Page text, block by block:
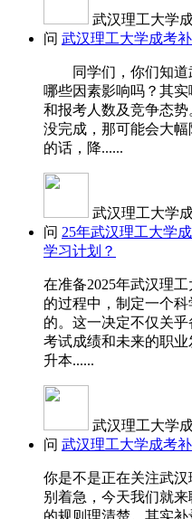
武汉理工大学
问 武汉理工大学成考
同学们，你们知道
哪些因素影响吗？其
和报考人数及竞争态
没完成，那可能会大
的话，降......
武汉理工大学
问 25年武汉理工大学
学习计划？
在准备2025年武汉理
的过程中，制定一个
的。这一决定不仅关
考试成绩和未来的职
升本......
武汉理工大学
问 武汉理工大学成考
你是不是正在关注武
别着急，今天我们就
的规则理清楚。其实